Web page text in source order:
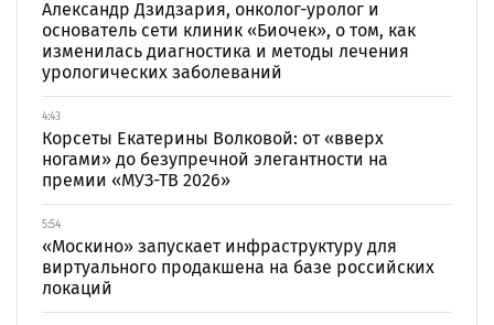
Александр Дзидзария, онколог-уролог и
основатель сети клиник «Биочек», о том, как
изменилась диагностика и методы лечения
урологических заболеваний
4:43
Корсеты Екатерины Волковой: от «вверх
ногами» до безупречной элегантности на
премии «МУЗ-ТВ 2026»
5:54
«Москино» запускает инфраструктуру для
виртуального продакшена на базе российских
локаций